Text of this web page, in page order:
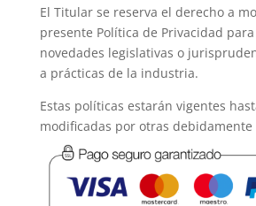
El Titular se reserva el derecho a
presente Política de Privacidad
novedades legislativas o
a prácticas de la industria.
Estas políticas estarán vigentes
modificadas por otras